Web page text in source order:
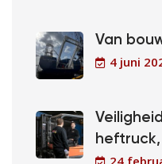
Van
4 juni
heftruck,
24